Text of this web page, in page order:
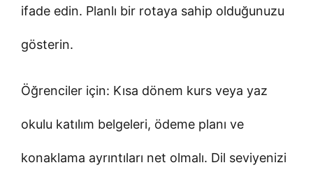
ifade edin. Planlı bir rotaya sahip olduğunuzu
gösterin.
Öğrenciler için: Kısa dönem kurs veya yaz
okulu katılım belgeleri, ödeme planı ve
konaklama ayrıntıları net olmalı. Dil seviyenizi